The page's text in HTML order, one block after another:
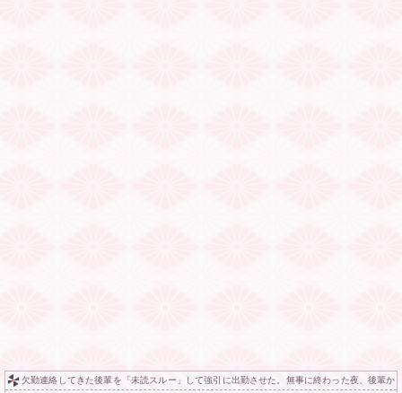
欠勤連絡してきた後輩を「未読スルー」して強引に出勤させた。無事に終わった夜、後輩